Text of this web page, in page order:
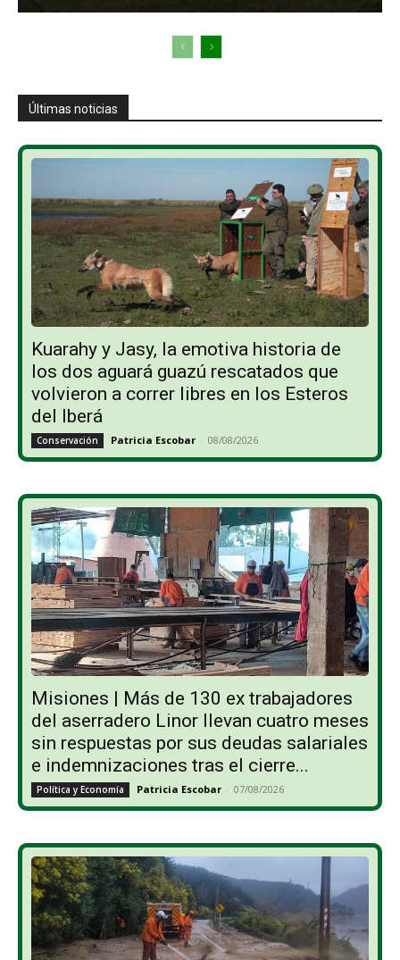
Últimas noticias
Kuarahy y Jasy, la emotiva historia de
los dos aguará guazú rescatados que
volvieron a correr libres en los Esteros
del Iberá
Conservación Patricia Escobar - 08/08/2026
Misiones | Más de 130 ex trabajadores
del aserradero Linor llevan cuatro meses
sin respuestas por sus deudas salariales
e indemnizaciones tras el cierre...
Política y Economía Patricia Escobar - 07/08/2026